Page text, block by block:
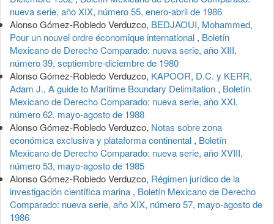
nueva serie, año XIX, número 55, enero-abril de 1986
Alonso Gómez-Robledo Verduzco, BEDJAOUI, Mohammed,
Pour un nouvel ordre économique international , Boletín
Mexicano de Derecho Comparado: nueva serie, año XIII,
número 39, septiembre-diciembre de 1980
Alonso Gómez-Robledo Verduzco, KAPOOR, D.C. y KERR,
Adam J., A guide to Maritime Boundary Delimitation , Boletín
Mexicano de Derecho Comparado: nueva serie, año XXI,
número 62, mayo-agosto de 1988
Alonso Gómez-Robledo Verduzco, Notas sobre zona
económica exclusiva y plataforma continental , Boletín
Mexicano de Derecho Comparado: nueva serie, año XVIII,
número 53, mayo-agosto de 1985
Alonso Gómez-Robledo Verduzco, Régimen jurídico de la
investigación científica marina , Boletín Mexicano de Derecho
Comparado: nueva serie, año XIX, número 57, mayo-agosto de
1986